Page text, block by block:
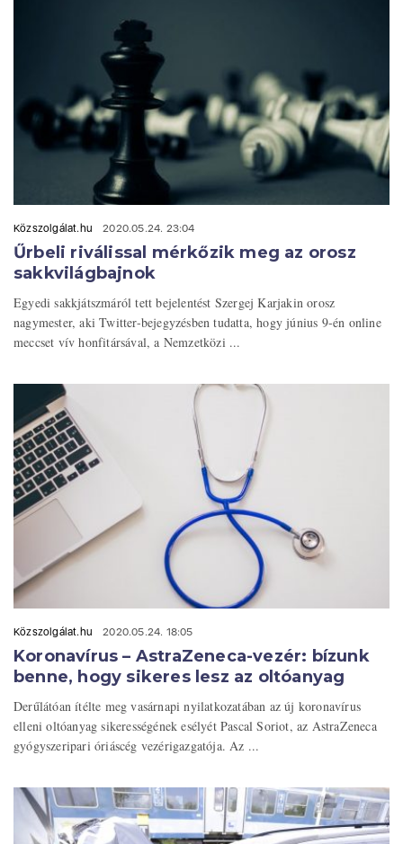
Közszolgálat.hu 2020.05.24. 23:04
Űrbeli riválissal mérkőzik meg az orosz
sakkvilágbajnok
Egyedi sakkjátszmáról tett bejelentést Szergej Karjakin orosz
nagymester, aki Twitter-bejegyzésben tudatta, hogy június 9-én online
meccset vív honfitársával, a Nemzetközi ...
Közszolgálat.hu 2020.05.24. 18:05
Koronavírus – AstraZeneca-vezér: bízunk
benne, hogy sikeres lesz az oltóanyag
Derűlátóan ítélte meg vasárnapi nyilatkozatában az új koronavírus
elleni oltóanyag sikerességének esélyét Pascal Soriot, az AstraZeneca
gyógyszeripari óriáscég vezérigazgatója. Az ...